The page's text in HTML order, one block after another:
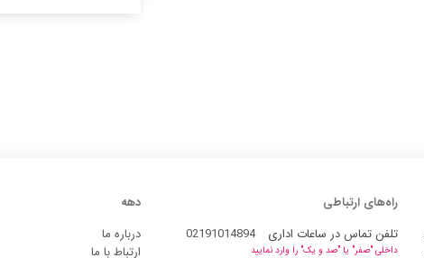
راه‌های ارتباطی
تلفن تماس در ساعات اداری
02191014894
داخلی "صفر" یا "صد و یک" را وارد نمایید
دهه
درباره ما
ارتباط با ما